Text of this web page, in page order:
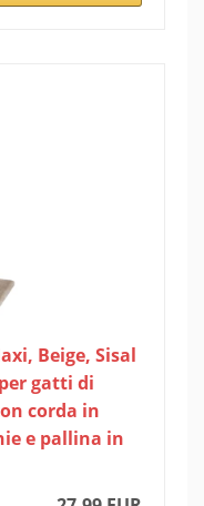
Beige, Sisal
gatti di
corda in
e pallina in